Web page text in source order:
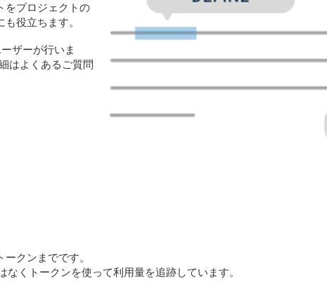
をプロジェクトの
役立ちます。
ザーが行いま
はよくあるご質問
クンまでです。
くトークンを使って利用量を追跡しています。